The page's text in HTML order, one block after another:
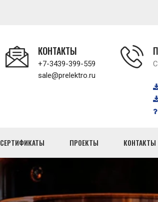
КОНТАКТЫ
+7-3439-399-559
sale@prelektro.ru
СЕРТИФИКАТЫ ПРОЕКТЫ КОНТАКТЫ